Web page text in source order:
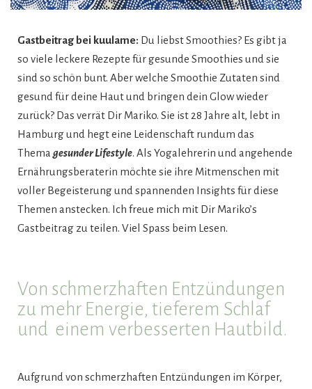
Gastbeitrag bei kuulame: Du liebst Smoothies? Es gibt ja
so viele leckere Rezepte für gesunde Smoothies und sie
sind so schön bunt. Aber welche Smoothie Zutaten sind
gesund für deine Haut und bringen dein Glow wieder
zurück? Das verrät Dir Mariko. Sie ist 28 Jahre alt, lebt in
Hamburg und hegt eine Leidenschaft rundum das
Thema gesunder Lifestyle. Als Yogalehrerin und angehende
Ernährungsberaterin möchte sie ihre Mitmenschen mit
voller Begeisterung und spannenden Insights für diese
Themen anstecken. Ich freue mich mit Dir Mariko’s
Gastbeitrag zu teilen. Viel Spass beim Lesen.
Von schmerzhaften Entzündungen
zu mehr Energie, tieferem Schlaf
und einem verbesserten Hautbild.
Aufgrund von schmerzhaften Entzündungen im Körper,